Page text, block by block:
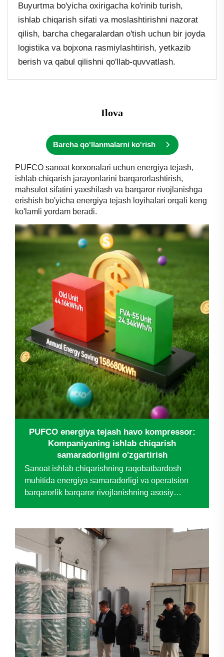
Buyurtma bo'yicha oxirigacha ko'rinib turish,
ishlab chiqarish sifati va moslashtirishni nazorat
qilish, barcha chegaralardan o'tish uchun bir joyda
logistika va bojxona rasmiylashtirish, yetkazib
berish va qabul qilishni qo'llab-quvvatlash.
Ilova
Barcha qo'llanmalarni ko'rish
PUFCO sanoat korxonalari uchun energiya tejash,
ishlab chiqarish jarayonlarini barqarorlashtirish,
mahsulot sifatini yaxshilash va barqaror rivojlanishga
erishish bo'yicha energiya tejash loyihalari orqali keng
ko'lamli yordam beradi.
PUFCO energiya tejash havo kompressor:
Kompaniyaning ishlab chiqarish
samaradorligini o'zgartirish
Sanoat ishlab chiqarishning raqobatbardosh
muhitida energiya samaradorligi va operatsion
barqarorlik barqaror rivojlanishning asosiy
eskirgan havosi bilan bog'liq qiyinchiliklarga
duch kelyapti...